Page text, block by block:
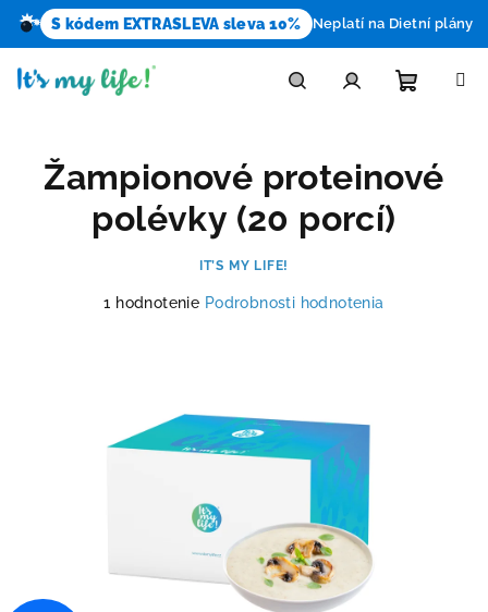
S kódem EXTRASLEVA sleva 10% Neplatí na Dietní plány
košík
Žampionové proteinové
polévky (20 porcí)
IT’S MY LIFE!
1 hodnotenie Podrobnosti hodnotenia